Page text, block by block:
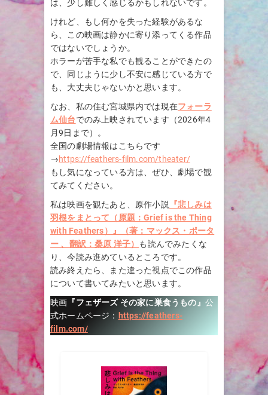
は、少し難しく感じるかもしれないです。
けれど、もし何かを失った経験があるな
ら、この映画は静かに寄り添ってくる作品
ではないでしょうか。
ホラーが苦手な私でも観ることができたの
で、同じように少し不安に感じている方で
も、大丈夫じゃないかと思います。
なお、私の住む宮城県内では現在フォーラ
ム仙台でのみ上映されています（2026年4
月9日まで）。
全国の劇場情報はこちらです
→https://feathers-film.com/theater/
もし気になっている方は、ぜひ、劇場で観
てみてください。
私は映画を観たあと、原作小説『悲しみは
羽根をまとって（原題：Grief is the Thing
with Feathers）』（著：マックス・ポータ
ー 、翻訳：桑原 洋子） も読んでみたくな
り、今読み進めているところです。
読み終えたら、また違った視点でこの作品
について書いてみたいと思います。
映画 『フェザーズ その家に巣食うもの』 公
式ホームページ： https://feathers-
film.com/